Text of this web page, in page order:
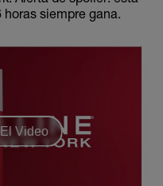
siempre gana.
Video